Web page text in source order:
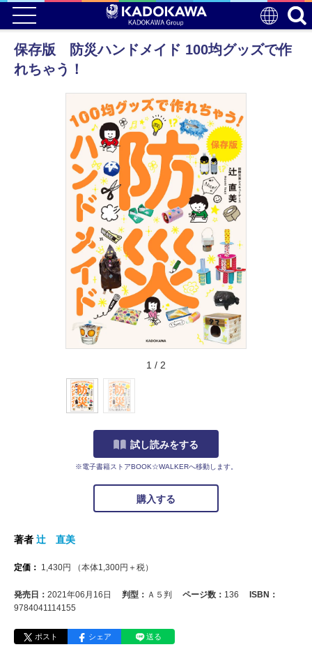
保存版 防災ハンドメイド 100均グッズで作
れちゃう！
1 / 2
試し読みをする
※電子書籍ストアBOOK☆WALKERへ移動します。
購入する
著者 辻 直美
定価： 1,430円 （本体1,300円＋税）
発売日： 2021年06月16日 判型： Ａ５判 ページ数： 136
ISBN：
9784041114155
ポスト シェア 送る